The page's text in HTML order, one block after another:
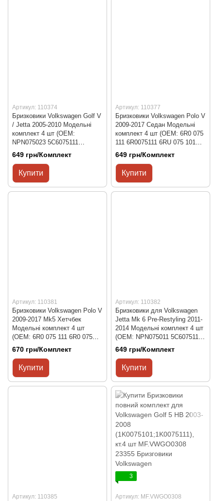
Артикул: 110374
Бризковики Volkswagen Golf V
/ Jetta 2005-2010 Модельні
комплект 4 шт (OEM:
NPN075023 5C6075111
5C6075101A)
649 грн/Комплект
Купити
Артикул: 110377
Бризковики Volkswagen Polo V
2009-2017 Седан Модельні
комплект 4 шт (OEM: 6R0 075
111 6R0075111 6RU 075 101
6RU 075 101 A)
649 грн/Комплект
Купити
Артикул: 110381
Бризковики Volkswagen Polo V
2009-2017 Mk5 Хетчбек
Модельні комплект 4 шт
(OEM: 6R0 075 111 6R0 075
116 6R0 075 101 6R0 075 101
670 грн/Комплект
Купити
Артикул: 110382
Бризковики для Volkswagen
Jetta Mk 6 Pre-Restyling 2011-
2014 Модельні комплект 4 шт
(OEM: NPN075011 5C6075111
5C6075101)
649 грн/Комплект
Купити
Артикул: 110385
3
Артикул: MF.VWGO0308